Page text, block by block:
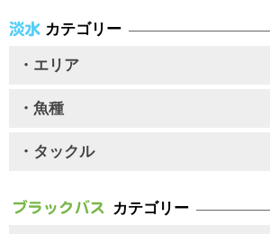
カテゴリー
・エリア
・魚種
・タックル
カテゴリー